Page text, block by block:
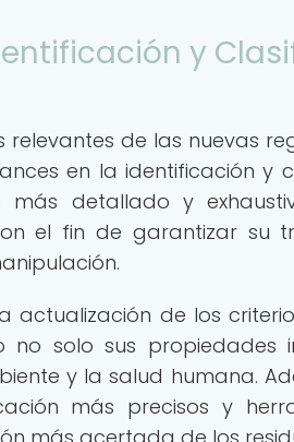
y
relevantes de las nuevas
en la identificación y
más detallado y
el fin de garantizar su
actualización de los
no solo sus propiedades
y la salud humana.
más precisos y